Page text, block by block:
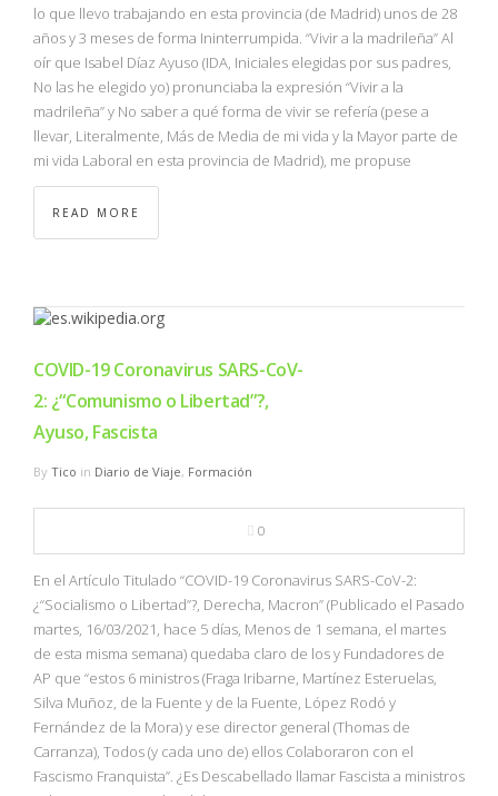
lo que llevo trabajando en esta provincia (de Madrid) unos de 28
años y 3 meses de forma Ininterrumpida. “Vivir a la madrileña” Al
oír que Isabel Díaz Ayuso (IDA, Iniciales elegidas por sus padres,
No las he elegido yo) pronunciaba la expresión “Vivir a la
madrileña” y No saber a qué forma de vivir se refería (pese a
llevar, Literalmente, Más de Media de mi vida y la Mayor parte de
mi vida Laboral en esta provincia de Madrid), me propuse
READ MORE
COVID-19 Coronavirus SARS-CoV-
2: ¿“Comunismo o Libertad”?,
Ayuso, Fascista
By Tico in Diario de Viaje, Formación
0
En el Artículo Titulado “COVID-19 Coronavirus SARS-CoV-2:
¿“Socialismo o Libertad”?, Derecha, Macron” (Publicado el Pasado
martes, 16/03/2021, hace 5 días, Menos de 1 semana, el martes
de esta misma semana) quedaba claro de los y Fundadores de
AP que “estos 6 ministros (Fraga Iribarne, Martínez Esteruelas,
Silva Muñoz, de la Fuente y de la Fuente, López Rodó y
Fernández de la Mora) y ese director general (Thomas de
Carranza), Todos (y cada uno de) ellos Colaboraron con el
Fascismo Franquista”. ¿Es Descabellado llamar Fascista a ministros